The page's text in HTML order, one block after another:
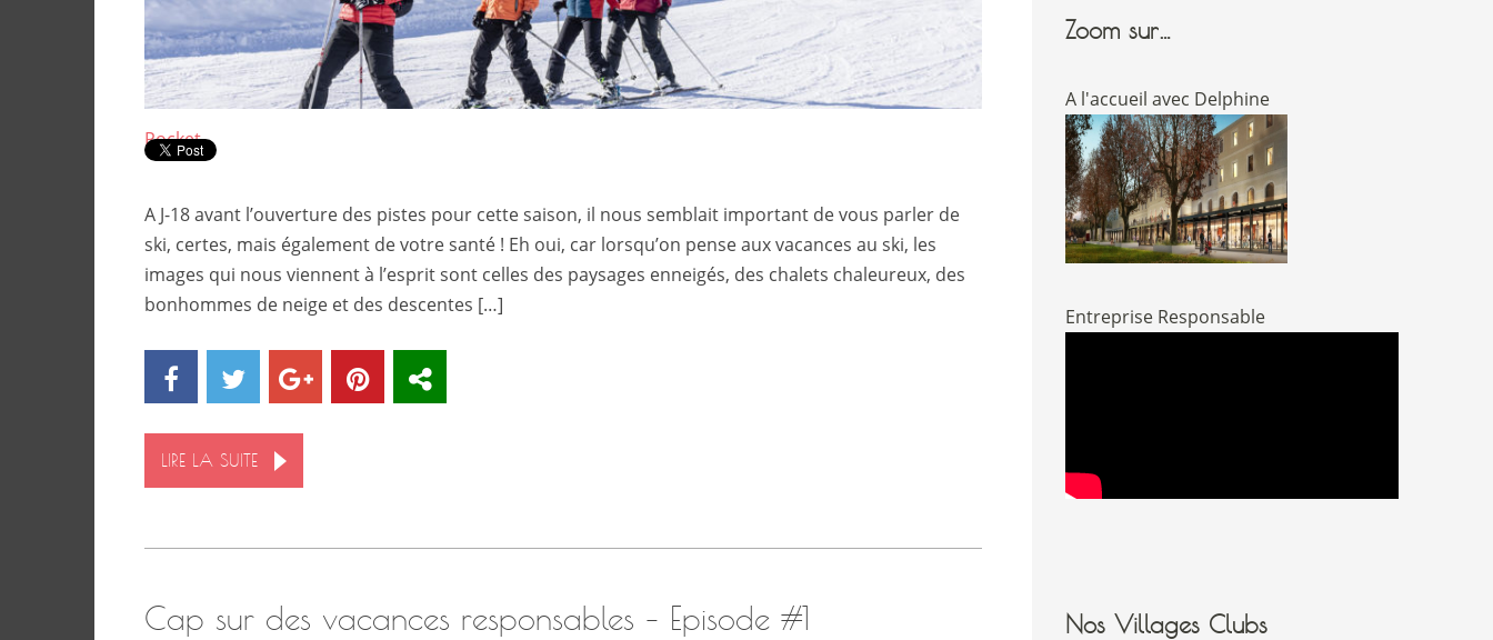
Pocket
A J-18 avant l’ouverture des pistes pour cette saison, il nous semblait important de vous parler de
ski, certes, mais également de votre santé ! Eh oui, car lorsqu’on pense aux vacances au ski, les
images qui nous viennent à l’esprit sont celles des paysages enneigés, des chalets chaleureux, des
bonhommes de neige et des descentes […]
LIRE LA SUITE
Cap sur des vacances responsables – Episode #1
Zoom sur…
A l'accueil avec Delphine
Entreprise Responsable
Nos Villages Clubs